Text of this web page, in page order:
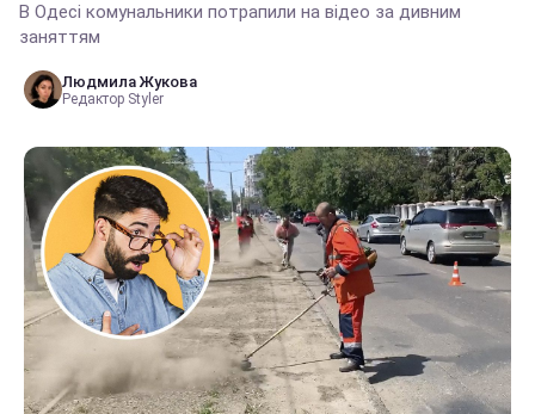
В Одесі комунальники потрапили на відео за дивним
заняттям
Людмила Жукова
Редактор Styler